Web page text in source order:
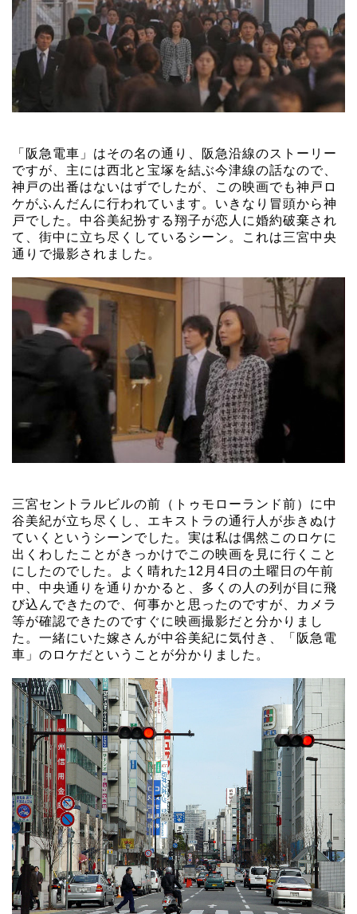
「阪急電車」はその名の通り、阪急沿線のストーリー
ですが、主には西北と宝塚を結ぶ今津線の話なので、
神戸の出番はないはずでしたが、この映画でも神戸ロ
ケがふんだんに行われています。いきなり冒頭から神
戸でした。中谷美紀扮する翔子が恋人に婚約破棄され
て、街中に立ち尽くしているシーン。これは三宮中央
通りで撮影されました。
三宮セントラルビルの前（トゥモローランド前）に中
谷美紀が立ち尽くし、エキストラの通行人が歩きぬけ
ていくというシーンでした。実は私は偶然このロケに
出くわしたことがきっかけでこの映画を見に行くこと
にしたのでした。よく晴れた12月4日の土曜日の午前
中、中央通りを通りかかると、多くの人の列が目に飛
び込んできたので、何事かと思ったのですが、カメラ
等が確認できたのですぐに映画撮影だと分かりまし
た。一緒にいた嫁さんが中谷美紀に気付き、「阪急電
車」のロケだということが分かりました。